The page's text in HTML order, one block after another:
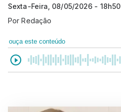
Sexta-Feira, 08/05/2026 - 18h50
PorRedação
ouça este conteúdo